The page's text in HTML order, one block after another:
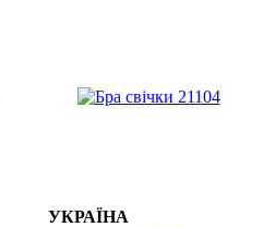
УКРАЇНА